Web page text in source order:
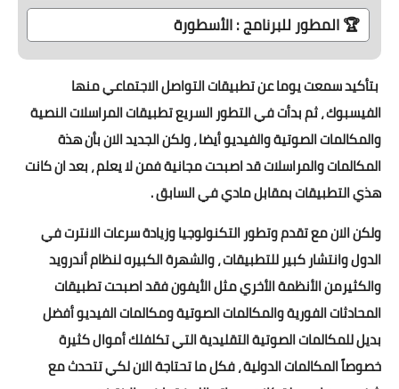
🏆 المطور للبرنامج : الأسطورة
بتأكيد سمعت يوما عن تطبيقات التواصل الاجتماعي منها
الفيسبوك ، ثم بدأت في التطور السريع تطبيقات المراسلات النصية
والمكالمات الصوتية والفيديو أيضا ، ولكن الجديد الان بأن هذة
المكالمات والمراسلات قد اصبحت مجانية فمن لا يعلم ، بعد ان كانت
هذي التطبيقات بمقابل مادي في السابق .
ولكن الان مع تقدم وتطور التكنولوجيا وزيادة سرعات الانترت في
الدول وانتشار كبير للتطبيقات ، والشهرة الكبيره لنظام أندرويد
والكثيرمن الأنظمة الأخري مثل الأيفون فقد اصبحت تطبيقات
المحادثات الفورية والمكالمات الصوتية ومكالمات الفيديو أفضل
بديل للمكالمات الصوتية التقليدية التي تكلفلك أموال كثيرة
خصوصاً المكالمات الدولية ، فكل ما تحتاجة الان لكي تتحدث مع